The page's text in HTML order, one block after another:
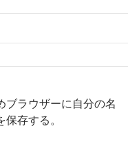
ブラウザーに自分の名
存する。